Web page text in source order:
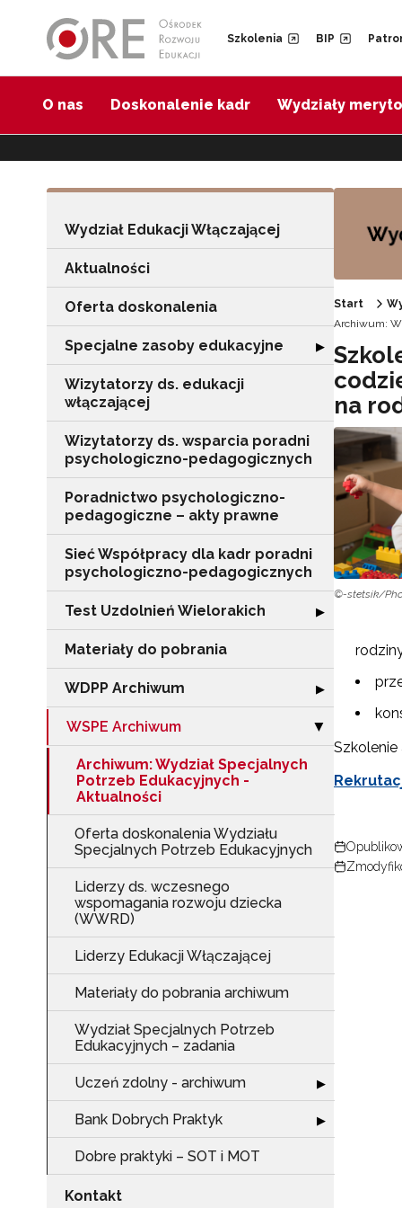
Szkolenia BIP
O nas Doskonalenie kadr Wydziały
Wydział Edukacji Włączającej
Aktualności
Oferta doskonalenia
Specjalne zasoby edukacyjne Rozwiń sekcję
▶
Wizytatorzy ds. edukacji
włączającej
Wizytatorzy ds. wsparcia poradni
psychologiczno-pedagogicznych
Poradnictwo psychologiczno-
pedagogiczne – akty prawne
Sieć Współpracy dla kadr poradni
psychologiczno-pedagogicznych
Test Uzdolnień Wielorakich Rozwiń sekcję
▶
Materiały do pobrania
WDPP Archiwum Rozwiń sekcję
▶
WSPE Archiwum Zwiń sekcję
▶
Archiwum: Wydział Specjalnych
Potrzeb Edukacyjnych -
Aktualności
Oferta doskonalenia Wydziału
Specjalnych Potrzeb Edukacyjnych
Liderzy ds. wczesnego
wspomagania rozwoju dziecka
(WWRD)
Liderzy Edukacji Włączającej
Materiały do pobrania archiwum
Wydział Specjalnych Potrzeb
Edukacyjnych – zadania
Uczeń zdolny - archiwum Rozwiń sekcję
▶
Bank Dobrych Praktyk Rozwiń sekcję
▶
Dobre praktyki – SOT i MOT
Kontakt
Start
Archiwum:
na
©-stetsik/